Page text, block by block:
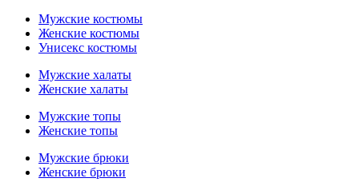
Мужские костюмы
Женские костюмы
Унисекс костюмы
Мужские халаты
Женские халаты
Мужские топы
Женские топы
Мужские брюки
Женские брюки